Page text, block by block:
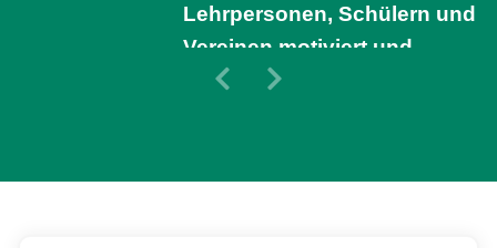
Lehrpersonen, Schülern und
Vereinen motiviert und
erfreut mich immer wieder.
Previous Slide
Next Slide